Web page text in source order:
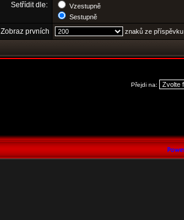
Setřídit dle:
Vzestupně
Sestupně
Zobraz prvních znaků ze příspěvku
Přejdi na: